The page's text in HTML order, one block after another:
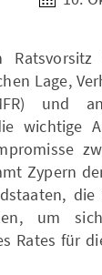
Lage,
und
wichtige
Zypern
die
um
Rates für